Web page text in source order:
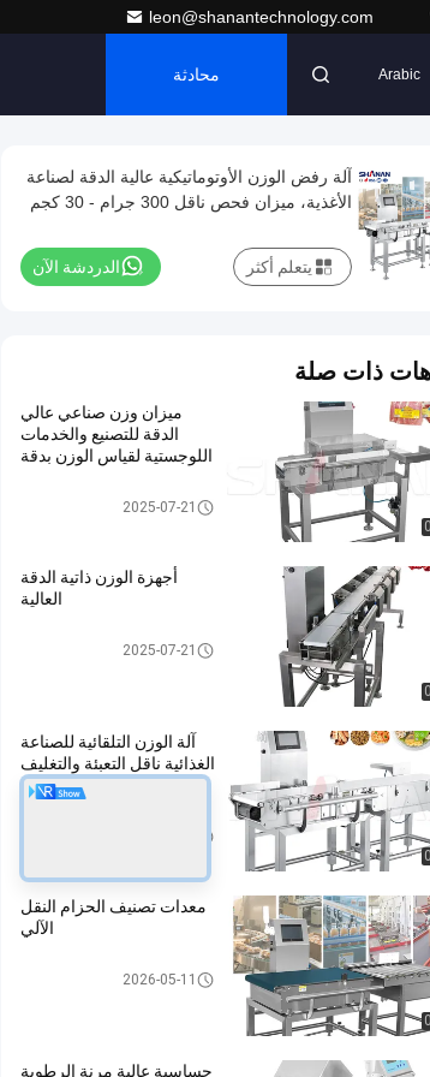
leon@shanantechnology.com
Arabic محادثة
آلة رفض الوزن الأوتوماتيكية عالية الدقة لصناعة
الأغذية، ميزان فحص ناقل 300 جرام - 30 كجم
الدردشة الآن يتعلم أكثر
ذات صلة
ميزان وزن صناعي عالي
الدقة للتصنيع والخدمات
اللوجستية لقياس الوزن بدقة
2025-07-21
أجهزة الوزن ذاتية الدقة
العالية
2025-07-21
آلة الوزن التلقائية للصناعة
الغذائية ناقل التعبئة والتغليف
الوزن 300g-30kg
معدات تصنيف الحزام النقل
الآلي
2026-05-11
حساسية عالية مرنة الرطوبة